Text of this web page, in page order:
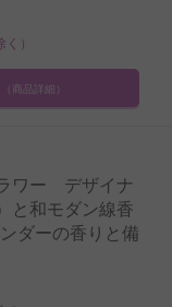
）
（商品詳細）
ワー デザイナ
と和モダン線香
ダーの香りと備